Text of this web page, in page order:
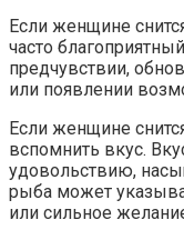
Если женщине
часто
предчувствии,
или появлении
Если женщине
вспомнить вкус.
удовольствию,
рыба может
или сильное